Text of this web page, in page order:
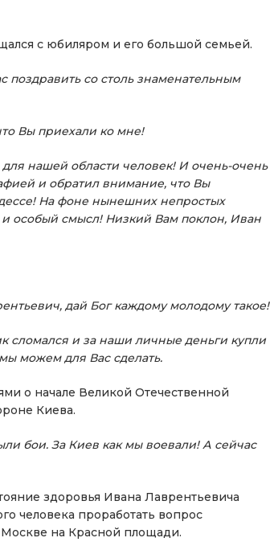
с юбиляром и его большой семьей.
со столь знаменательным
Вы приехали ко мне!
нашей области человек! И очень-очень
и обратил внимание, что Вы
На фоне нынешних непростых
особый смысл! Низкий Вам поклон, Иван
дай Бог каждому молодому такое!
сломался и за наши личные деньги купли
можем для Вас сделать.
о начале Великой Отечественной
Киева.
бои. За Киев как мы воевали! А сейчас
здоровья Ивана Лаврентьевича
человека проработать вопрос
на Красной площади.